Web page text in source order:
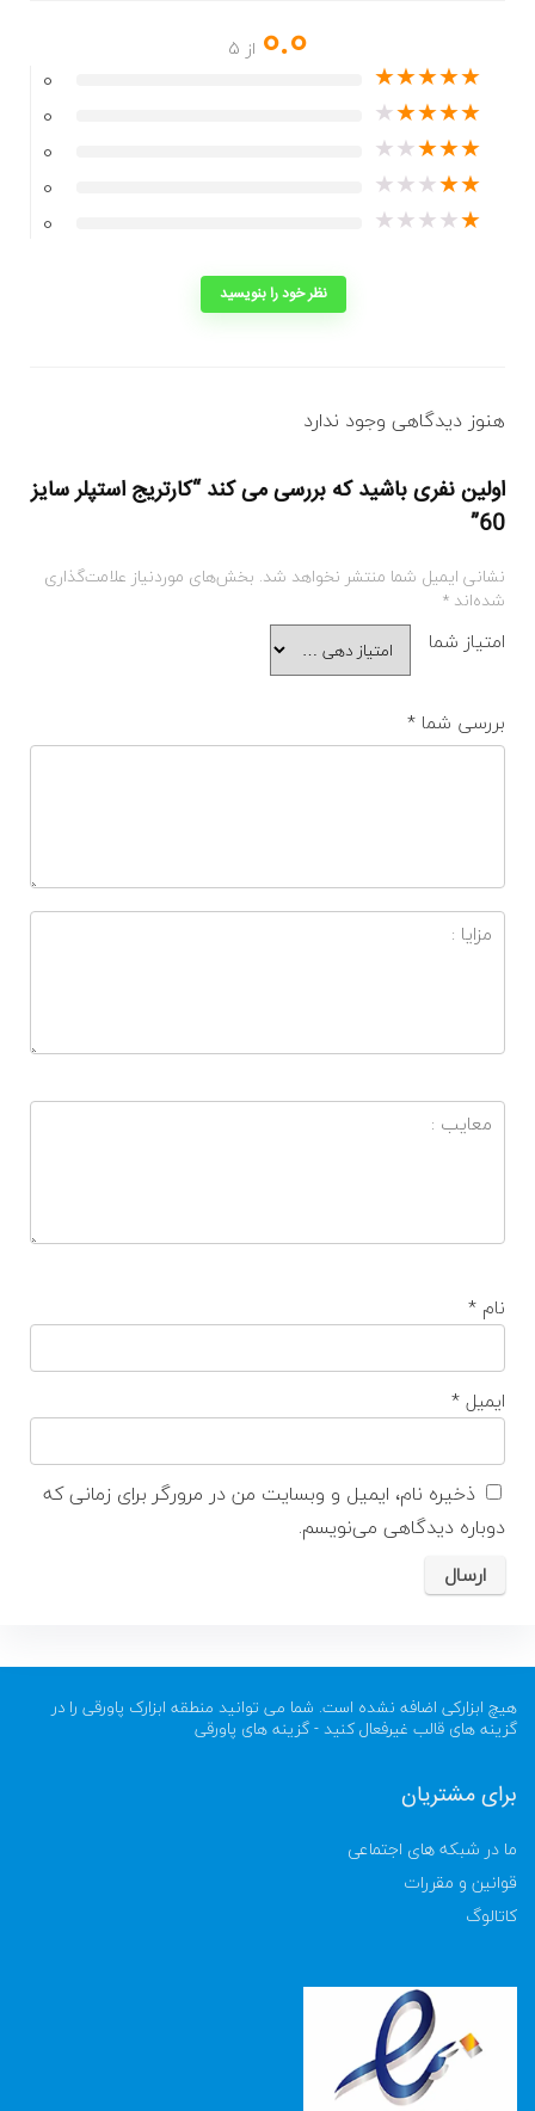
0.0 از 5
★
★
★
★
★
0
★
★
★
★
★
0
★
★
★
★
★
0
★
★
★
★
★
0
★
★
★
★
★
0
نظر خود را بنویسید
هنوز دیدگاهی وجود ندارد
اولین نفری باشید که بررسی می کند “کارتریج استپلر سایز
60”
نشانی ایمیل شما منتشر نخواهد شد. بخش‌های موردنیاز علامت‌گذاری
شده‌اند *
امتیاز شما
بررسی شما *
نام *
ایمیل*
ذخیره نام، ایمیل و وبسایت من در مرورگر برای زمانی که
دوباره دیدگاهی می‌نویسم.
هیچ ابزارکی اضافه نشده است. شما می توانید منطقه ابزارک پاورقی را در
گزینه های قالب غیرفعال کنید - گزینه های پاورقی
برای مشتریان
ما در شبکه های اجتماعی
قوانین و مقررات
کاتالوگ